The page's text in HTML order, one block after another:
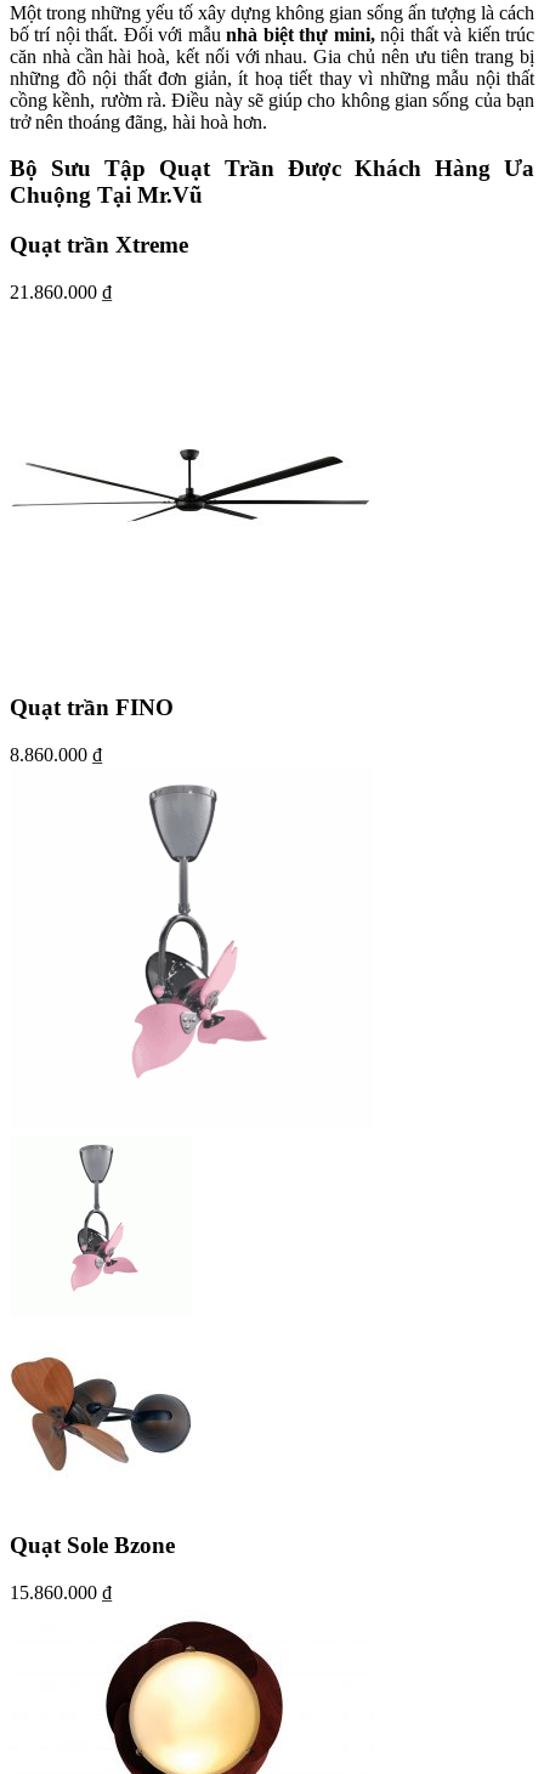
Một trong những yếu tố xây dựng không gian sống ấn tượng là cách
bố trí nội thất. Đối với mẫunhà biệt thự mini,nội thất và kiến trúc
căn nhà cần hài hoà, kết nối với nhau. Gia chủ nên ưu tiên trang bị
những đồ nội thất đơn giản, ít hoạ tiết thay vì những mẫu nội thất
cồng kềnh, rườm rà. Điều này sẽ giúp cho không gian sống của bạn
trở nên thoáng đãng, hài hoà hơn.
Bộ Sưu Tập Quạt Trần Được Khách Hàng Ưa
Chuộng Tại Mr.Vũ
Quạt trần Xtreme
21.860.000 ₫
Quạt trần FINO
8.860.000 ₫
Quạt Sole Bzone
15.860.000 ₫